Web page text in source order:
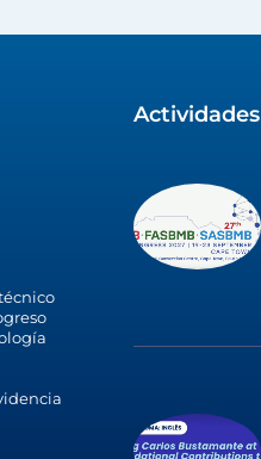
Actividades